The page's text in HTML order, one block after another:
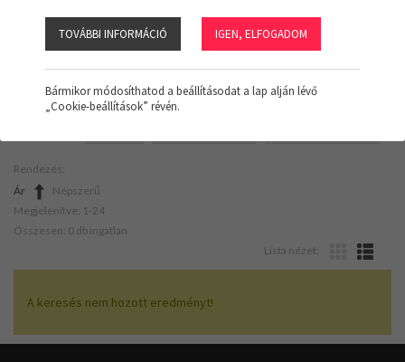
Szűrő megjelenítése
Rendezés:
Ár
Népszerű
Megjelenítve: 1-24
Összesen: 0 db ingatlan
Lista nézet:
A keresés nem hozott eredményt!
TOVÁBBI INFORMÁCIÓ IGEN, ELFOGADOM
Bármikor módosíthatod a beállításodat a lap alján lévő
„Cookie-beállítások” révén.